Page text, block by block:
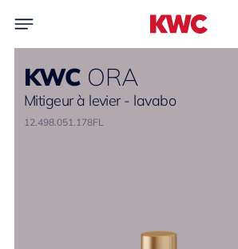
KWC ORA
Mitigeur à levier - lavabo
12.498.051.178FL